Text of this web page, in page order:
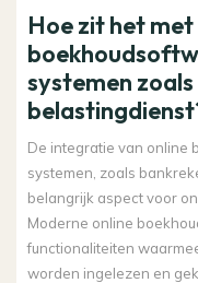
Hoe zit het
systemen
De integratie van online
systemen, zoals
belangrijk aspect voor
Moderne online
functionaliteiten
worden ingelezen en